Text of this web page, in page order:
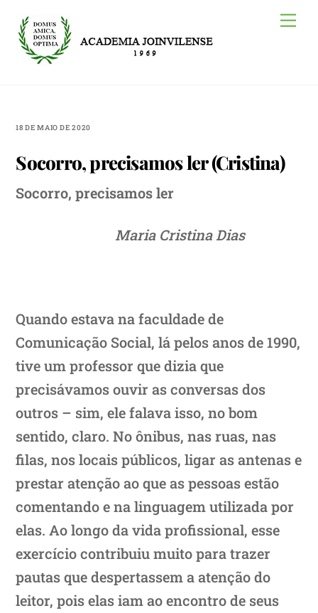
content
18 DE MAIO DE 2020
Socorro, precisamos ler (Cristina)
Socorro, precisamos ler
Maria Cristina Dias
Quando estava na faculdade de
Comunicação Social, lá pelos anos de 1990,
tive um professor que dizia que
precisávamos ouvir as conversas dos
outros – sim, ele falava isso, no bom
sentido, claro. No ônibus, nas ruas, nas
filas, nos locais públicos, ligar as antenas e
prestar atenção ao que as pessoas estão
comentando e na linguagem utilizada por
elas. Ao longo da vida profissional, esse
exercício contribuiu muito para trazer
pautas que despertassem a atenção do
leitor, pois elas iam ao encontro de seus